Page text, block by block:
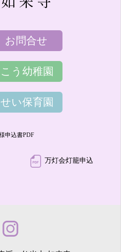
お問合せ
う幼稚園
い保育園
申込書PDF
万灯会灯籠申込